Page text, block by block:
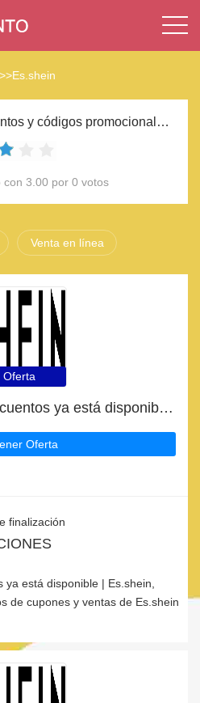
>>Es.shein
Descuentos y códigos promocionales Es.shein 2023
con 3.00 por 0 votos
Venta en línea
Oferta
Nuevas ofertas y descuentos ya está disponible | Es.shein
Oferta
finalización
está disponible | Es.shein,
de cupones y ventas de Es.shein